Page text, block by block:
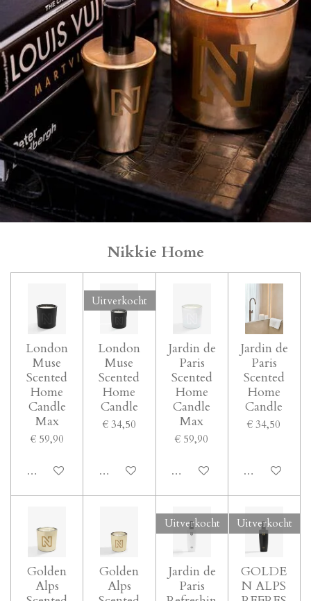
Nikkie Home
London
Muse
Scented
Home
Candle
Max
€ 59,90
In winkelwagen
Uitverkocht
London
Muse
Scented
Home
Candle
€ 34,50
Houd mij op de hoogte
Jardin de
Paris
Scented
Home
Candle
Max
€ 59,90
In winkelwagen
Jardin de
Paris
Scented
Home
Candle
€ 34,50
In
Golden
Alps
Golden
Alps
Uitverkocht
Jardin de
Paris
Uitverkocht
GOLDE
N ALPS